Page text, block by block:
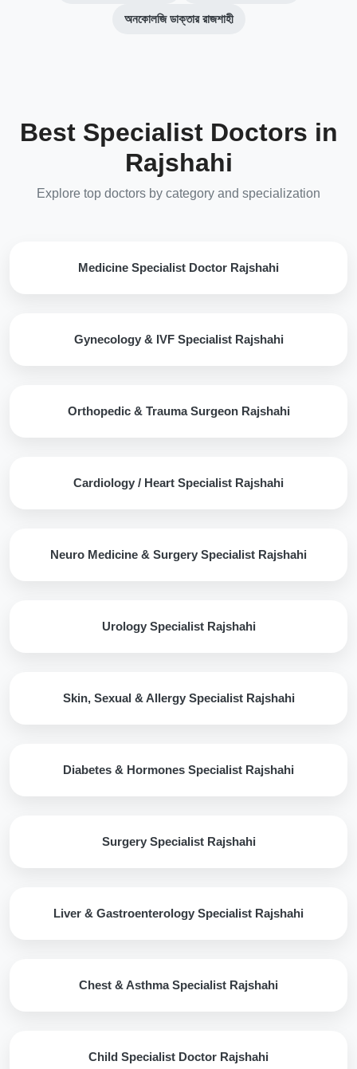
অনকোলজি ডাক্তার রাজশাহী
Best Specialist Doctors in
Rajshahi
Explore top doctors by category and specialization
Medicine Specialist Doctor Rajshahi
Gynecology & IVF Specialist Rajshahi
Orthopedic & Trauma Surgeon Rajshahi
Cardiology / Heart Specialist Rajshahi
Neuro Medicine & Surgery Specialist Rajshahi
Urology Specialist Rajshahi
Skin, Sexual & Allergy Specialist Rajshahi
Diabetes & Hormones Specialist Rajshahi
Surgery Specialist Rajshahi
Liver & Gastroenterology Specialist Rajshahi
Chest & Asthma Specialist Rajshahi
Child Specialist Doctor Rajshahi